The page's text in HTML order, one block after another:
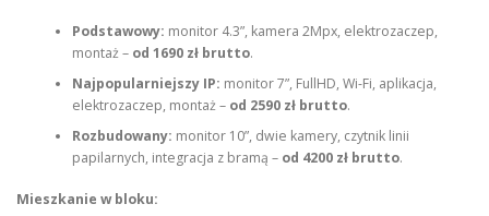
Podstawowy: monitor 4.3”, kamera 2Mpx, elektrozaczep,
montaż – od 1690 zł brutto.
Najpopularniejszy IP: monitor 7”, FullHD, Wi-Fi, aplikacja,
elektrozaczep, montaż – od 2590 zł brutto.
Rozbudowany: monitor 10”, dwie kamery, czytnik linii
papilarnych, integracja z bramą – od 4200 zł brutto.
Mieszkanie w bloku: